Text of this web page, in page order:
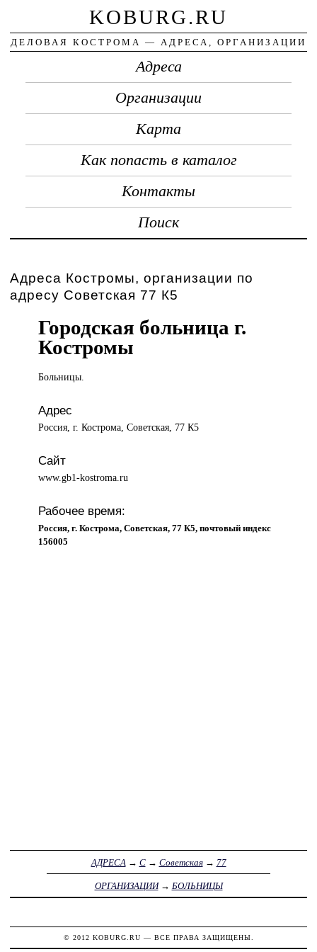
KOBURG.RU
ДЕЛОВАЯ КОСТРОМА — АДРЕСА, ОРГАНИЗАЦИИ
Адреса
Организации
Карта
Как попасть в каталог
Контакты
Поиск
Адреса Костромы, организации по
адресу Советская 77 К5
Городская больница г.
Костромы
Больницы.
Адрес
Россия, г. Кострома, Советская, 77 К5
Сайт
www.gb1-kostroma.ru
Рабочее время:
Россия, г. Кострома, Советская, 77 К5, почтовый индекс
156005
АДРЕСА → С→ Советская→ 77
ОРГАНИЗАЦИИ→ БОЛЬНИЦЫ
© 2012 KOBURG.RU — ВСЕ ПРАВА ЗАЩИЩЕНЫ.